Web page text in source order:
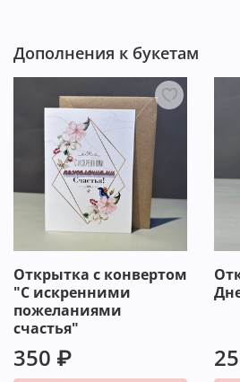
Дополнения к букетам
Открытка с конвертом
"С искренними
пожеланиями
счастья"
350 ₽